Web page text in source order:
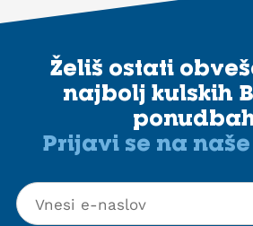
Želiš ostati
najbolj kulskih
Prijavi se na